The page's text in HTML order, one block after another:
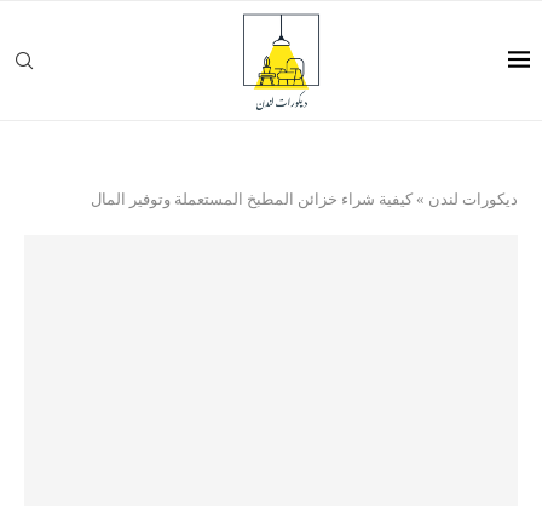
ديكورات لندن » كيفية شراء خزائن المطبخ المستعملة وتوفير المال